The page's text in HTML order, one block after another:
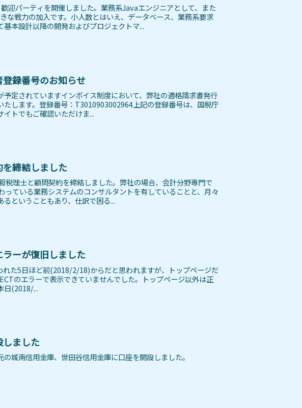
迎パーティを開催しました。業務系Javaエンジニアとして、また
な戦力の加入です。小人数とはいえ、データベース、業務系要求
本設計以降の開発およびプロジェクトマ...
録番号のお知らせ
定されていますインボイス制度において、弊社の適格請求書発行
たします。登録番号：T3010903002964上記の登録番号は、国税庁
トでもご確認いただけま...
締結しました
理士と顧問契約を締結しました。弊社の場合、会計分野専門で
っている業務システムのコンサルタントを有していることと、月々
ということもあり、仕訳で困る...
ーが復旧しました
れた5日ほど前(2018/2/18)からだと思われますが、トップページだ
のエラーで表示できていませんでした。トップページ以外は正
日(2018/...
ました
城南信用金庫、世田谷信用金庫に口座を開設しました。